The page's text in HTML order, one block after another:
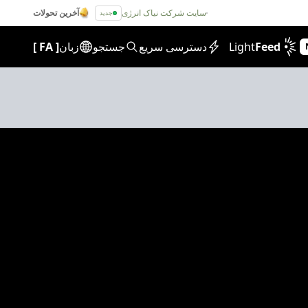
سایت شرکت نیاک انرژی جدید آخرین تحولات
LightFeed دسترسی سریع جستجو زبان[
FA
]